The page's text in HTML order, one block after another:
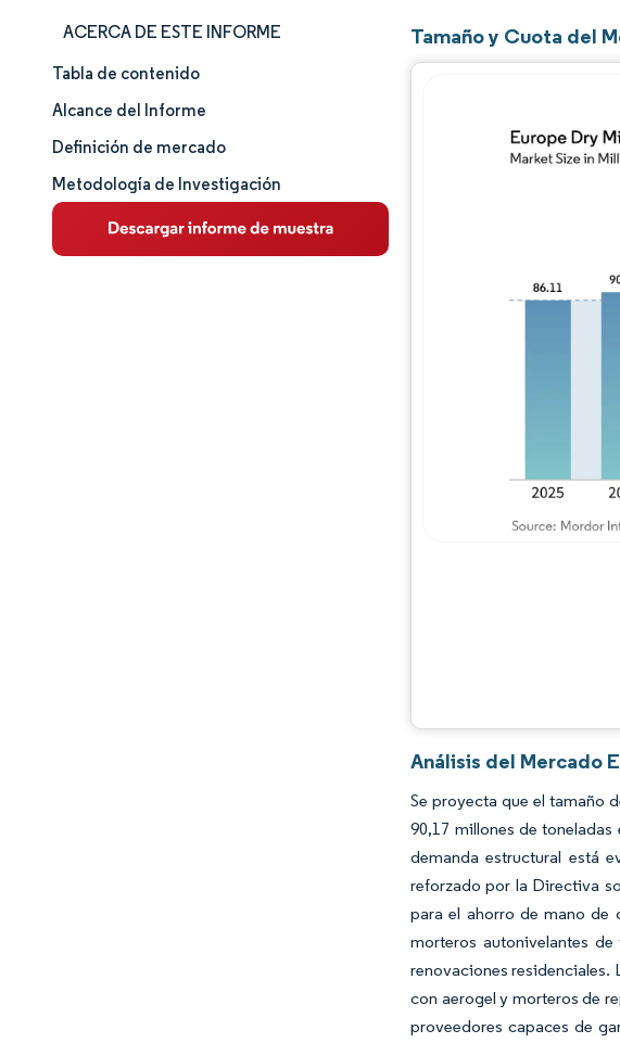
ACERCA DE ESTE INFORME
Tamaño y cuota de mercado
Análisis de mercado
Tendencias e ideas
Análisis de segmentos
Tabla de contenido
Alcance del Informe
Definición de mercado
Metodología de Investigación
Tamaño y Cuota del
Análisis del Mercado
Se proyecta que el tamaño
90,17 millones de toneladas
demanda estructural está
reforzado por la Directiva
para el ahorro de mano de
morteros autonivelantes
renovaciones residenciales.
con aerogel y morteros de
proveedores capaces de